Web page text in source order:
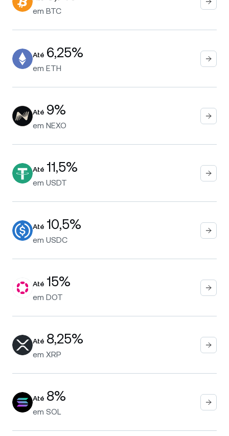
em BTC
Até 6,25%
em ETH
Até 9%
em NEXO
Até 11,5%
em USDT
Até 10,5%
em USDC
Até 15%
em DOT
Até 8,25%
em XRP
Até 8%
em SOL